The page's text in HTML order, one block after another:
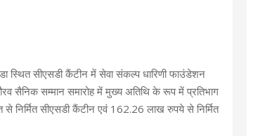
सीएसडी कैंटीन में सेवा संकल्प धारिणी फाउंडेशन
सैनिक सम्मान समारोह में मुख्य अतिथि के रूप में प्रतिभाग
सीएसडी कैंटीन एवं 162.26 लाख रुपये से निर्मित